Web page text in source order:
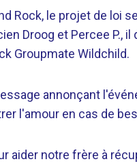
Rock, le projet de loi
Droog et Percee P.,
Groupmate Wildchild.
annonçant
l'amour en cas de
aider notre frère à